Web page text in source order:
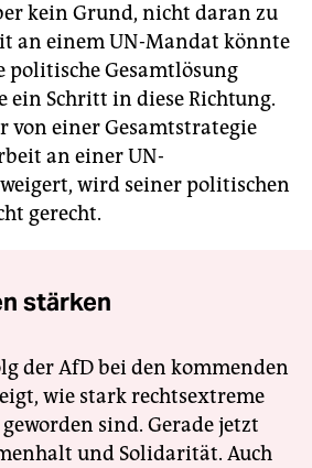
kein Grund, nicht daran zu
an einem UN-Mandat könnte
politische Gesamtlösung
ein Schritt in diese Richtung.
von einer Gesamtstrategie
an einer UN-
wird seiner politischen
gerecht.
stärken
der AfD bei den kommenden
wie stark rechtsextreme
sind. Gerade jetzt
und Solidarität. Auch